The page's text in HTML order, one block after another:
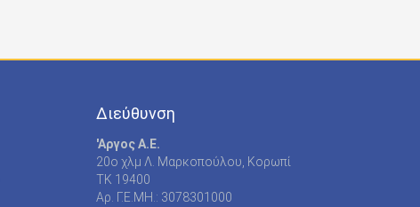
Διεύθυνση
'Αργος Α.Ε.
20o χλμ Λ. Μαρκοπούλου, Κορωπί
TK 19400
Αρ. Γ.Ε.ΜΗ.: 3078301000